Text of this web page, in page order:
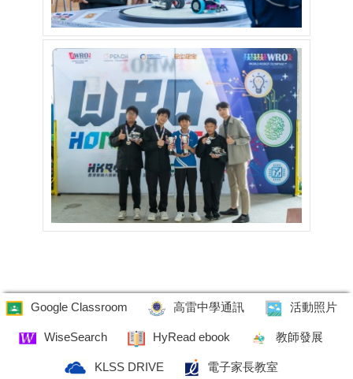
Google Classroom 高雷中學通訊 活動照片
WiseSearch HyRead ebook 教師發展
KLSS DRIVE 電子家長教室